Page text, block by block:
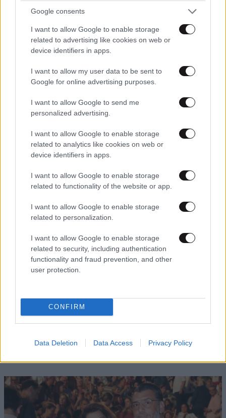
Google consents
I want to allow Google to enable storage
related to advertising like cookies on web or
device identifiers in apps.
I want to allow my user data to be sent to
Google for online advertising purposes.
I want to allow Google to send me
personalized advertising.
I want to allow Google to enable storage
related to analytics like cookies on web or
device identifiers in apps.
I want to allow Google to enable storage
related to functionality of the website or app.
I want to allow Google to enable storage
related to personalization.
I want to allow Google to enable storage
related to security, including authentication
functionality and fraud prevention, and other
user protection.
CONFIRM
Data Deletion Data Access Privacy Policy
Περικλής Κονδυλάτος: Οι πρώτες φωτογραφίες
με τη σύντροφό του Ελίνα από τις διακοπές